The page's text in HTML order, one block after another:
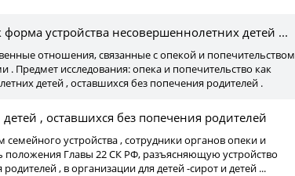
форма устройства несовершеннолетних детей ...
отношения, связанные с опекой и попечительством
Предмет исследования: опека и попечительство как
детей , оставшихся без попечения родителей .
, оставшихся без попечения родителей
устройства , сотрудники органов опеки и
положения Главы 22 СК РФ, разъясняющую устройство
, в организации для детей -сирот и детей ...